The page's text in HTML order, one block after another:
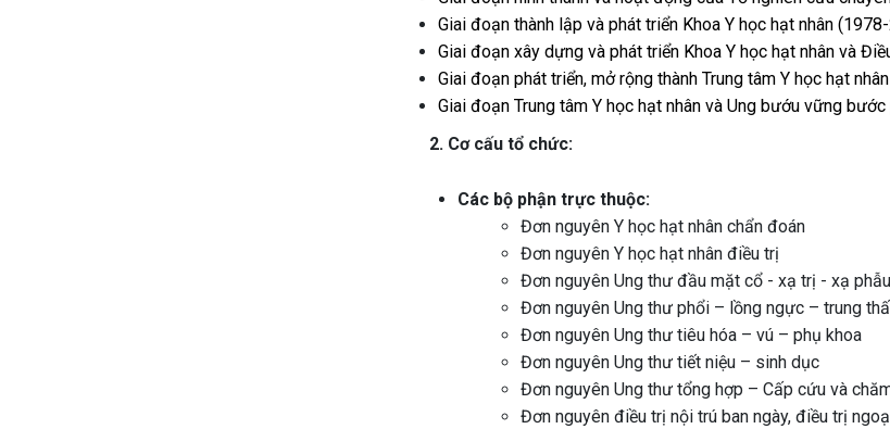
Giai đoạn thành lập và phát triển Khoa Y học hạt nhân
Giai đoạn xây dựng và phát triển Khoa Y học hạt nhân và
Giai đoạn phát triển, mở rộng thành Trung tâm Y học hạt
Giai đoạn Trung tâm Y học hạt nhân và Ung bướu vững
2. Cơ cấu tổ chức:
Các bộ phận trực thuộc:
Đơn nguyên Y học hạt nhân chẩn đoán
Đơn nguyên Y học hạt nhân điều trị
Đơn nguyên Ung thư đầu mặt cổ - xạ trị - xạ phẫu
Đơn nguyên Ung thư phổi – lồng ngực – trung
Đơn nguyên Ung thư tiêu hóa – vú – phụ khoa
Đơn nguyên Ung thư tiết niệu – sinh dục
Đơn nguyên Ung thư tổng hợp – Cấp cứu và
Đơn nguyên điều trị nội trú ban ngày, điều trị